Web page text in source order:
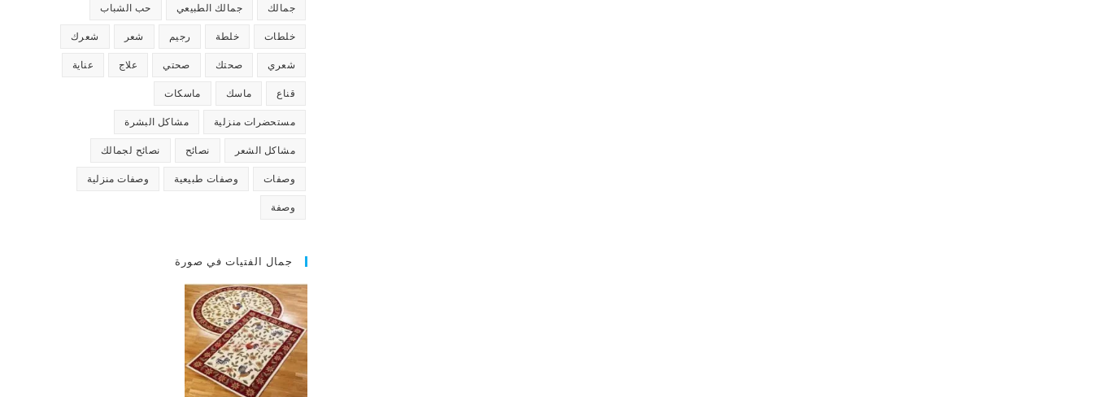
جمالك جمالك الطبيعي حب الشباب
خلطات خلطة رجيم شعر شعرك
شعري صحتك صحتي علاج عناية
قناع ماسك ماسكات
مستحضرات منزلية مشاكل البشرة
مشاكل الشعر نصائح نصائح لجمالك
وصفات وصفات طبيعية وصفات منزلية
وصفة
جمال الفتيات في صورة